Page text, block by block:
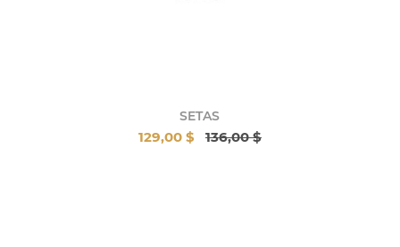
SETAS
129,00 $ 136,00 $